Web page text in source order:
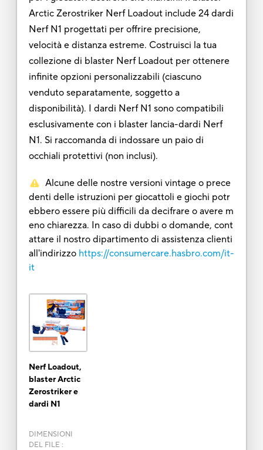
Arctic Zerostriker Nerf Loadout include 24 dardi
Nerf N1 progettati per offrire precisione,
velocità e distanza estreme. Costruisci la tua
collezione di blaster Nerf Loadout per ottenere
infinite opzioni personalizzabili (ciascuno
venduto separatamente, soggetto a
disponibilità). I dardi Nerf N1 sono compatibili
esclusivamente con i blaster lancia-dardi Nerf
N1. Si raccomanda di indossare un paio di
occhiali protettivi (non inclusi).
Alcune delle nostre versioni vintage o prece
denti delle istruzioni per giocattoli e giochi potr
ebbero essere più difficili da decifrare o avere m
eno chiarezza. In caso di dubbi o domande, cont
attare il nostro dipartimento di assistenza clienti
all'indirizzo https://consumercare.hasbro.com/it-
it
Nerf Loadout,
blaster Arctic
Zerostriker e
dardi N1
DIMENSIONI
DEL FILE :